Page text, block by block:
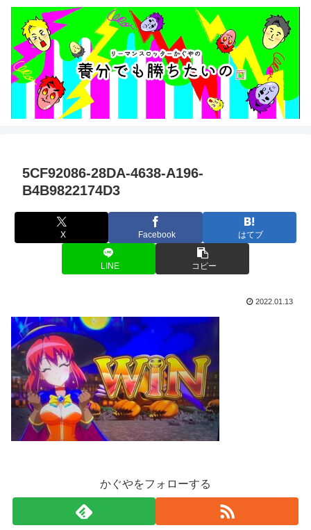
5CF92086-28DA-4638-A196-
B4B9822174D3
X Facebook はてブ
LINE コピー
2022.01.13
かぐやをフォローする